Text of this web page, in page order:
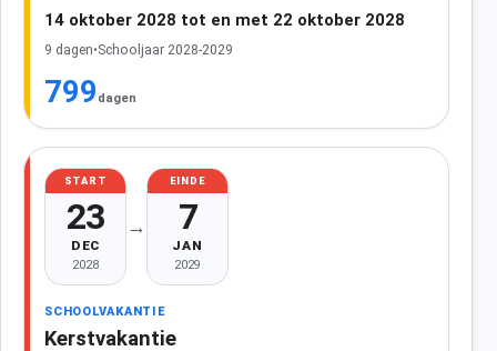
14 oktober 2028 tot en met 22 oktober 2028
9 dagen•Schooljaar 2028-2029
799 dagen
START
23
DEC
2028
→
EINDE
7
JAN
2029
SCHOOLVAKANTIE
Kerstvakantie